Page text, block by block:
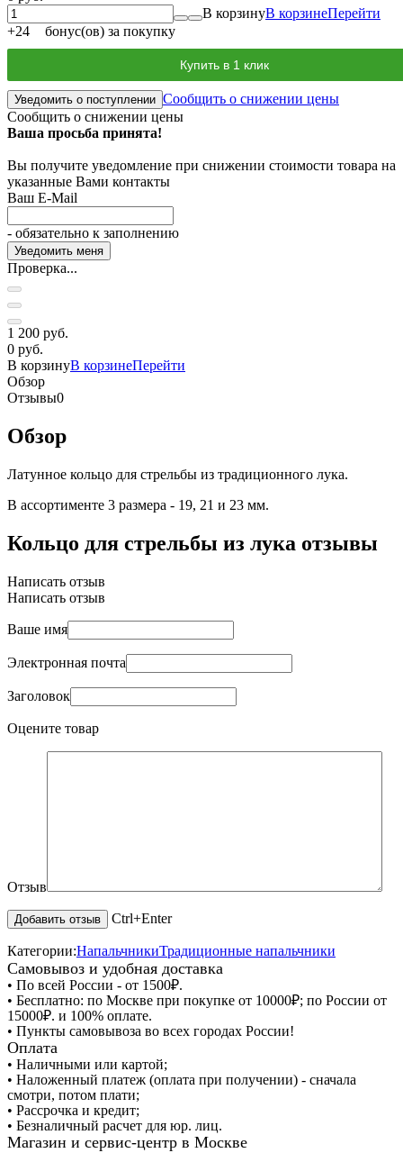
В корзинуВ корзинеПерейти
+24 бонус(ов) за покупку
Купить в 1 клик
Уведомить о поступлении Сообщить о снижении цены
Сообщить о снижении цены
Ваша просьба принята!
Вы получите уведомление при снижении стоимости товара на
указанные Вами контакты
Ваш E-Mail
- обязательно к заполнению
Проверка...
1 200 руб.
0 руб.
В корзинуВ корзинеПерейти
Обзор
Отзывы0
Обзор
Латунное кольцо для стрельбы из традиционного лука.
В ассортименте 3 размера - 19, 21 и 23 мм.
Кольцо для стрельбы из лука отзывы
Написать отзыв
Написать отзыв
Ваше имя
Электронная почта
Заголовок
Оцените товар
Отзыв
Ctrl+Enter
Категории:НапальчникиТрадиционные напальчники
Самовывоз и удобная доставка
• По всей России - от 1500₽.
• Бесплатно: по Москве при покупке от 10000₽; по России от
15000₽. и 100% оплате.
• Пункты самовывоза во всех городах России!
Оплата
• Наличными или картой;
• Наложенный платеж (оплата при получении) - сначала
смотри, потом плати;
• Рассрочка и кредит;
• Безналичный расчет для юр. лиц.
Магазин и сервис-центр в Москве